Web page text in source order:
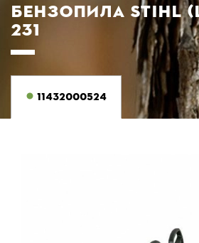
БЕНЗОПИЛА STIHL
231
11432000524